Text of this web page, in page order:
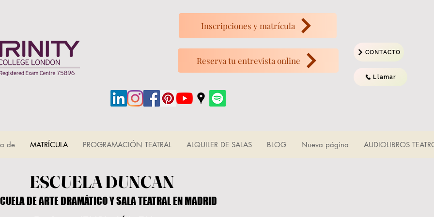
Reserva tu entrevista online
Llamar
CONTACTO
Inscripciones y matrícula
de MATRÍCULA PROGRAMACIÓN TEATRAL ALQUILER DE SALAS BLOG Nueva página AUDIOLIBROS
ESCUELA DUNCAN
ESCUELA DUNCAN
DE ARTE DRAMÁTICO Y SALA TEATRAL EN MADRID
DE ARTE DRAMÁTICO Y SALA TEATRAL EN MADRID